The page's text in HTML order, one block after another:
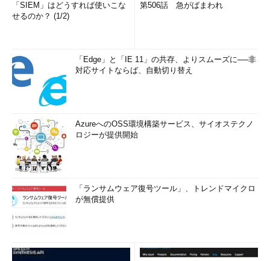
「SIEM」はどうすれば使いこな
せるのか？ (1/2)
第506話 急がばまわれ
「Edge」と「IE 11」の共存、よりスムーズに──非
対応サイトならば、自動切り替え
AzureへのOSS環境構築サービス、サイオステクノ
ロジーが提供開始
「ランサムウェア復号ツール」、トレンドマイクロ
が無償提供